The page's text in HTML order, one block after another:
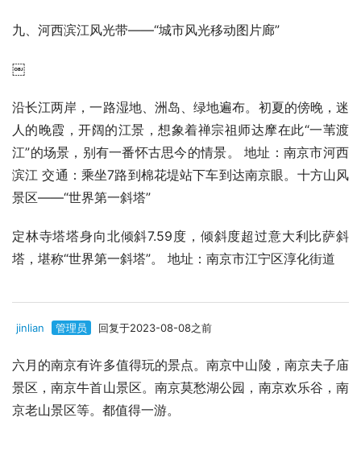
九、河西滨江风光带——“城市风光移动图片廊”
￼
沿长江两岸，一路湿地、洲岛、绿地遍布。初夏的傍晚，迷
人的晚霞，开阔的江景，想象着禅宗祖师达摩在此“一苇渡
江”的场景，别有一番怀古思今的情景。 地址：南京市河西
滨江 交通：乘坐7路到棉花堤站下车到达南京眼。十方山风
景区——“世界第一斜塔”
定林寺塔塔身向北倾斜7.59度，倾斜度超过意大利比萨斜
塔，堪称“世界第一斜塔”。 地址：南京市江宁区淳化街道
jinlian 管理员 回复于2023-08-08之前
六月的南京有许多值得玩的景点。南京中山陵，南京夫子庙
景区，南京牛首山景区。南京莫愁湖公园，南京欢乐谷，南
京老山景区等。都值得一游。